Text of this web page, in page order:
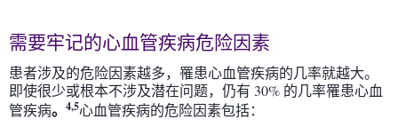
需要牢记的心血管疾病危险因素
患者涉及的危险因素越多，罹患心血管疾病的几率就越大。
即使很少或根本不涉及潜在问题，仍有 30% 的几率罹患心血
管疾病。 4,5心血管疾病的危险因素包括：